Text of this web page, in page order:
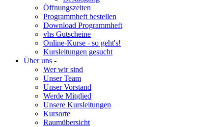
Öffnungszeiten
Programmheft bestellen
Download Programmheft
vhs Gutscheine
Online-Kurse - so geht's!
Kursleitungen gesucht
Über uns -
Wer wir sind
Unser Team
Unser Vorstand
Werde Mitglied
Unsere Kursleitungen
Kursorte
Raumübersicht